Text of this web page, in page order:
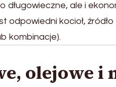
ale i
odpowiedni kocioł,
kombinacje).
olejowe i